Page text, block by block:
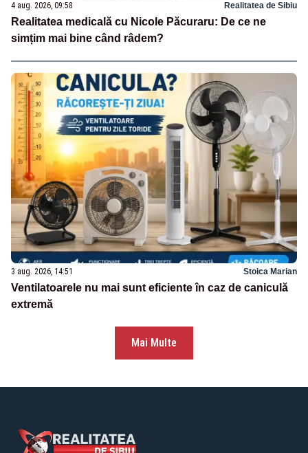
4 aug. 2026, 09:58 Realitatea de Sibiu
Realitatea medicală cu Nicole Păcuraru: De ce ne
simțim mai bine când râdem?
3 aug. 2026, 14:51 Stoica Marian
Ventilatoarele nu mai sunt eficiente în caz de caniculă
extremă
Mai Multe